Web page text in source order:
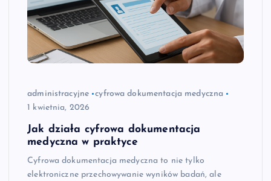
administracyjne
cyfrowa dokumentacja medyczna
1 kwietnia, 2026
Jak działa cyfrowa dokumentacja
medyczna w praktyce
Cyfrowa dokumentacja medyczna to nie tylko
elektroniczne przechowywanie wyników badań, ale